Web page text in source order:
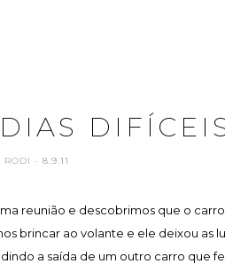
RODI - 8.9.11
reunião e descobrimos que o
brincar ao volante e ele deixou as
a saída de um outro carro que